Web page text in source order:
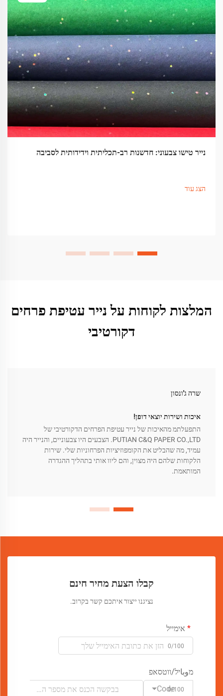
נייר טישו צבעוני: חדשנות רב-תכליתית וידידותית לסביבה
הצג עוד
המלצות לקוחות על נייר עטיפת פרחים
דקורטיבי
שרה ג'ונסון
איכות ושירות יוצאי דופן!
התפעלתמ מהאיכות של נייר עטיפת הפרחים הדקורטיבי של
PUTIAN C&Q PAPER CO.,LTD. הצבעים היו צבעוניים, והנייר היה
עמיד, מה שהבליט את הקומפוזיציות הפרחוניות שלי. שירות
הלקוחות שלהם היה מצוין, והם ליוו אותי בתהליך ההגדרה
המותאמת.
קבלו הצעת מחיר חינם
נציגנו ייצור איתכם קשר בקרוב.
אימייל
0/100
מوباיל/ווטסאפ
Code0/100